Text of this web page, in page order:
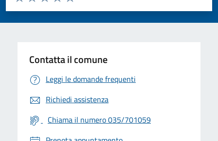
Valuta 5 stelle su 5
Valuta 4 stelle su 5
Valuta 3 stelle su 5
Valuta 2 stelle su 5
Valuta 1 stelle su 5
Contatta il comune
Leggi le domande frequenti
Richiedi assistenza
Chiama il numero 035/701059